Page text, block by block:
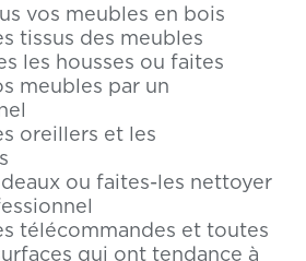
vos meubles en bois
tissus des meubles
les housses ou faites
meubles par un
oreillers et les
ou faites-les nettoyer
télécommandes et toutes
qui ont tendance à